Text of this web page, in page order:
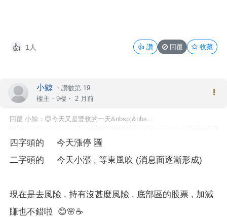
👍 1人 👍 讚 回覆 收藏
小鯨 ・ 讚數第 19
樓主 ・9樓・ 2 月前
回覆 小鯨：😊今天又是豐收的一天&nbsp;&nbs...
四字頭的 今天漲停 🈵
二字頭的 今天小漲 , 等東風吹 (消息面逐漸形成)
現在是去風險 , 持有沒甚麼風險 , 底部區的股票 , 加減
賺也不錯啦 😊🌸☕️